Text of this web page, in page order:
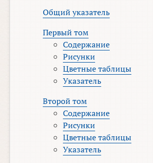
Общий указатель
Первый том
Содержание
Рисунки
Цветные таблицы
Указатель
Второй том
Содержание
Рисунки
Цветные таблицы
Указатель